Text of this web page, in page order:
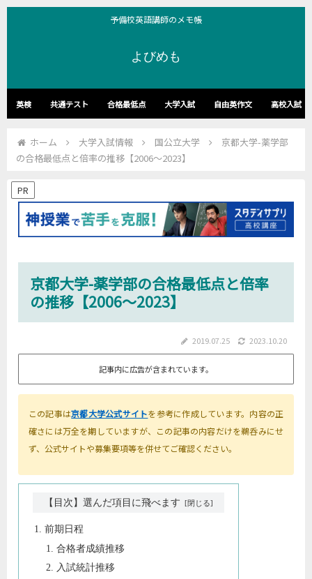
予備校英語講師のメモ帳
よびめも
英検 共通テスト 合格最低点 大学入試 自由英作文 高校入試
ホーム 大学入試情報 国公立大学
京都大学-薬学部
の合格最低点と倍率の推移【2006～2023】
PR
京都大学-薬学部の合格最低点と倍率
の推移【2006～2023】
2019.07.25 2023.10.20
記事内に広告が含まれています。
この記事は京都大学公式サイトを参考に作成しています。内容の正
確さには万全を期していますが、この記事の内容だけを鵜呑みにせ
ず、公式サイトや募集要項等を併せてご確認ください。
【目次】選んだ項目に飛べます
前期日程
合格者成績推移
入試統計推移